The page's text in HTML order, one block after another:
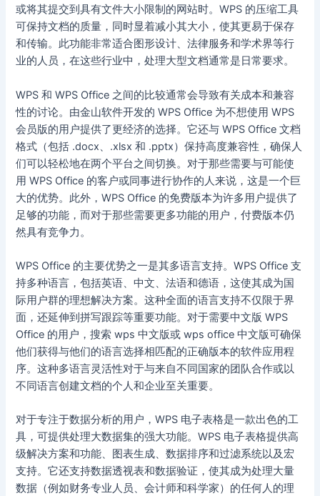
或将其提交到具有文件大小限制的网站时。WPS 的压缩工具
可保持文档的质量，同时显着减小其大小，使其更易于保存
和传输。此功能非常适合图形设计、法律服务和学术界等行
业的人员，在这些行业中，处理大型文档通常是日常要求。
WPS 和 WPS Office 之间的比较通常会导致有关成本和兼容
性的讨论。由金山软件开发的 WPS Office 为不想使用 WPS
会员版的用户提供了更经济的选择。它还与 WPS Office 文档
格式（包括 .docx、.xlsx 和 .pptx）保持高度兼容性，确保人
们可以轻松地在两个平台之间切换。对于那些需要与可能使
用 WPS Office 的客户或同事进行协作的人来说，这是一个巨
大的优势。此外，WPS Office 的免费版本为许多用户提供了
足够的功能，而对于那些需要更多功能的用户，付费版本仍
然具有竞争力。
WPS Office 的主要优势之一是其多语言支持。WPS Office 支
持多种语言，包括英语、中文、法语和德语，这使其成为国
际用户群的理想解决方案。这种全面的语言支持不仅限于界
面，还延伸到拼写跟踪等重要功能。对于需要中文版 WPS
Office 的用户，搜索 wps 中文版或 wps office 中文版可确保
他们获得与他们的语言选择相匹配的正确版本的软件应用程
序。这种多语言灵活性对于与来自不同国家的团队合作或以
不同语言创建文档的个人和企业至关重要。
对于专注于数据分析的用户，WPS 电子表格是一款出色的工
具，可提供处理大数据集的强大功能。WPS 电子表格提供高
级解决方案和功能、图表生成、数据排序和过滤系统以及宏
支持。它还支持数据透视表和数据验证，使其成为处理大量
数据（例如财务专业人员、会计师和科学家）的任何人的理